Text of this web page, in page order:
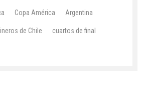
Copa América Argentina
de Chile cuartos de final